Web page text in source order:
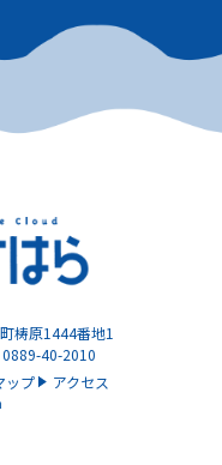
梼原1444番地1
40-2010
ップ アクセス